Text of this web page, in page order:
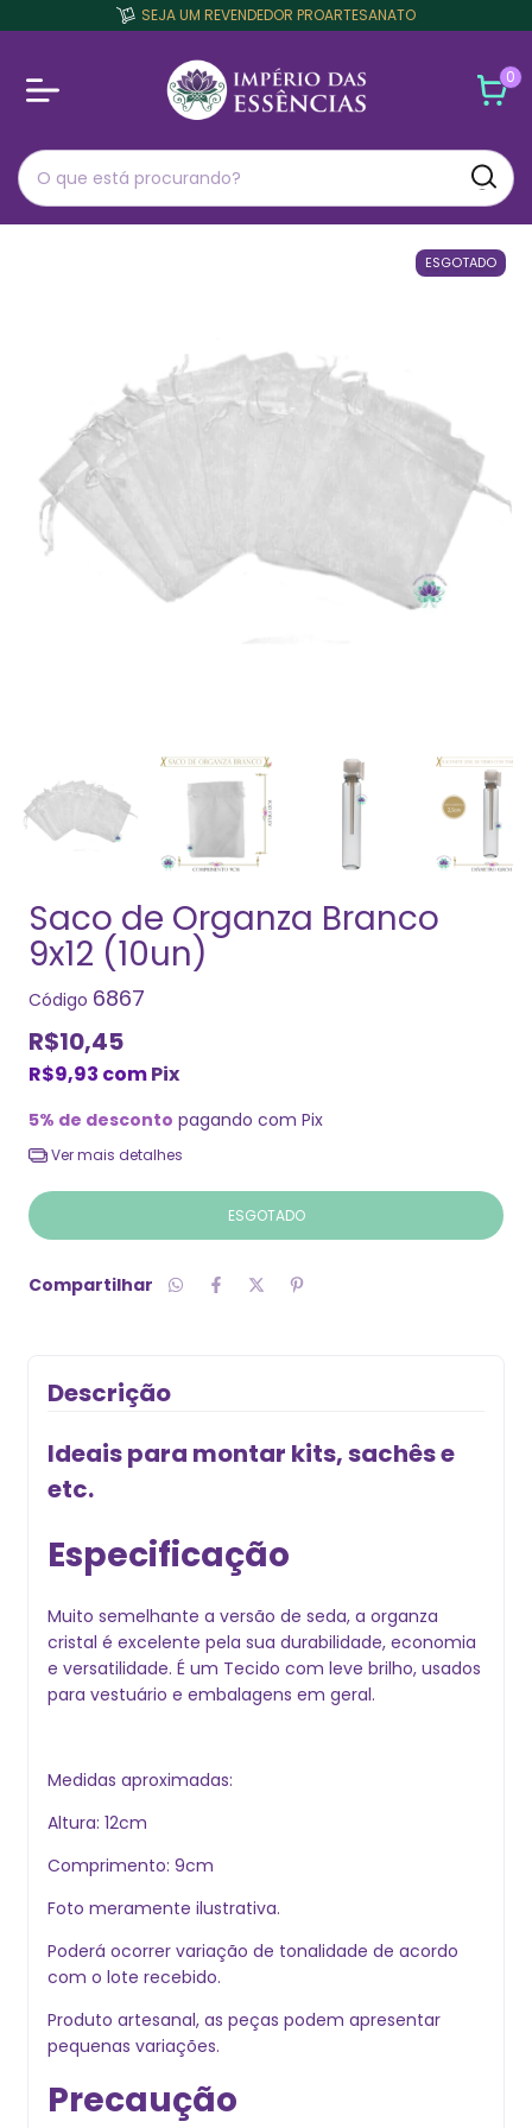
SEJA UM REVENDEDOR PROARTESANATO
0
ESGOTADO
Saco de Organza Branco
9x12 (10un)
Código 6867
R$10,45
R$9,93 comPix
5% de desconto pagando com Pix
Ver mais detalhes
Compartilhar
Descrição
Ideais para montar kits, sachês e
etc.
Especificação
Muito semelhante a versão de seda, a organza
cristal é excelente pela sua durabilidade, economia
e versatilidade. É um Tecido com leve brilho, usados
para vestuário e embalagens em geral.
Medidas aproximadas:
Altura: 12cm
Comprimento: 9cm
Foto meramente ilustrativa.
Poderá ocorrer variação de tonalidade de acordo
com o lote recebido.
Produto artesanal, as peças podem apresentar
pequenas variações.
Precaução